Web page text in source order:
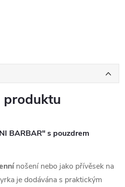
produktu
BARBAR" s pouzdrem
nošení nebo jako přívěsek na
je dodávána s praktickým